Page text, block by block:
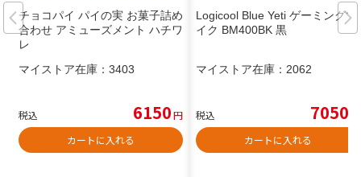
チョコパイ パイの実 お菓子詰め
合わせ アミューズメント ハチワ
レ
マイストア在庫： 3403
税込 6150円
カートに入れる
Logicool Blue Yeti ゲーミングマ
イク BM400BK 黒
マイストア在庫： 2062
税込 7050
カートに入れる